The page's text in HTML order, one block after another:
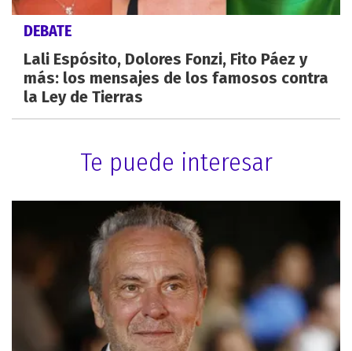
DEBATE
Lali Espósito, Dolores Fonzi, Fito Páez y
más: los mensajes de los famosos contra
la Ley de Tierras
Te puede interesar